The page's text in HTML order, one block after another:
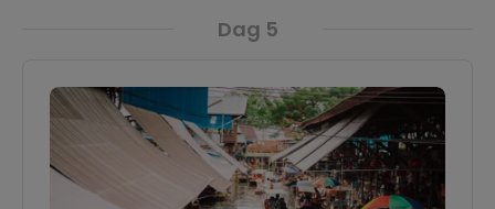
gebleven houten huizen, winkeltjes en
Dag 5